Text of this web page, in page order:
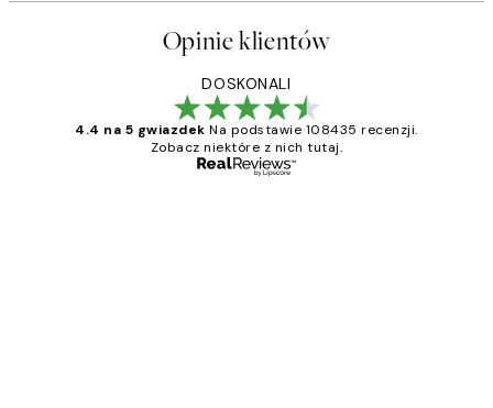
Opinie klientów
DOSKONALI
4.4 na 5 gwiazdek Na podstawie 108435 recenzji.
Zobacz niektóre z nich tutaj.